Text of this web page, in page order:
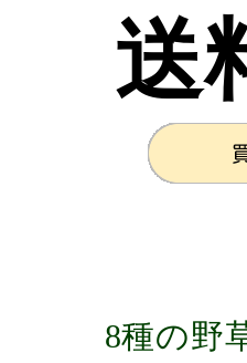
送
8種の野